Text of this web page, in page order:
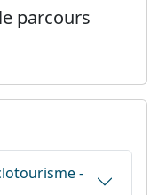
parcours
-